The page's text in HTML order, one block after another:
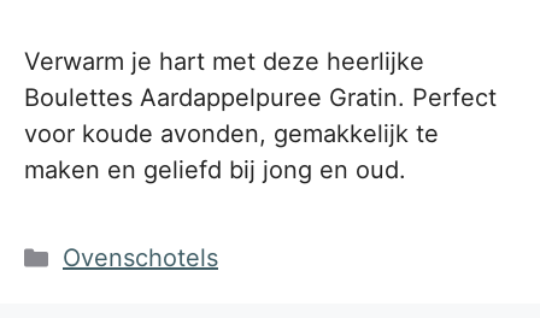
Verwarm je hart met deze heerlijke
Boulettes Aardappelpuree Gratin. Perfect
voor koude avonden, gemakkelijk te
maken en geliefd bij jong en oud.
Categorieën
Ovenschotels